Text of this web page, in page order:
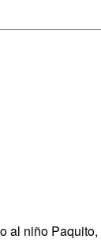
niño